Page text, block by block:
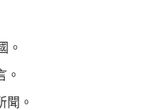
。
。